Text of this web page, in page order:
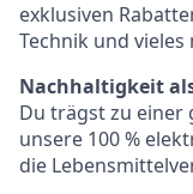
exklusiven
Technik und vieles
Nachhaltigkeit
Du trägst zu einer
unsere 100 %
die